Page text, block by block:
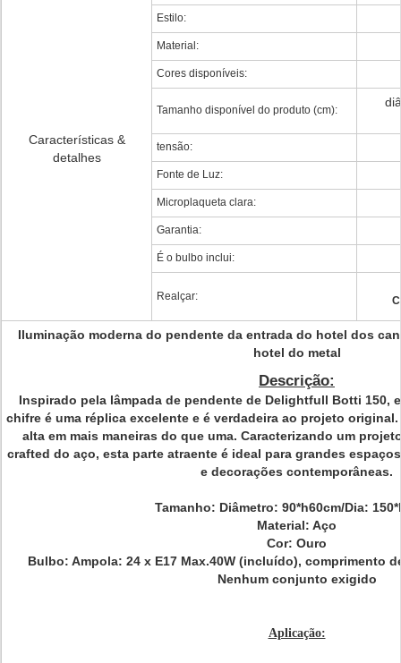
Características &
detalhes
Estilo:
Material:
Cores disponíveis:
Tamanho disponível do produto (cm):
tensão:
Fonte de Luz:
Microplaqueta clara:
Garantia:
É o bulbo inclui:
Realçar:
Iluminação moderna do pendente da entrada do hotel dos
hotel do metal
Descrição:
Inspirado pela lâmpada de pendente de Delightfull Botti 150,
chifre é uma réplica excelente e é verdadeira ao projeto
alta em mais maneiras do que uma. Caracterizando um
crafted do aço, esta parte atraente é ideal para grandes
e decorações contemporâneas.
Tamanho: Diâmetro: 90*h60cm/Dia:
Material: Aço
Cor: Ouro
Bulbo: Ampola: 24 x E17 Max.40W (incluído), comprimento
Nenhum conjunto exigido
Aplicação: